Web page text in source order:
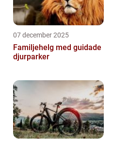
07 december 2025
Familjehelg med guidade
djurparker